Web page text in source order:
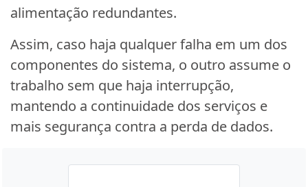
alimentação redundantes.
Assim, caso haja qualquer falha em um dos
componentes do sistema, o outro assume o
trabalho sem que haja interrupção,
mantendo a continuidade dos serviços e
mais segurança contra a perda de dados.